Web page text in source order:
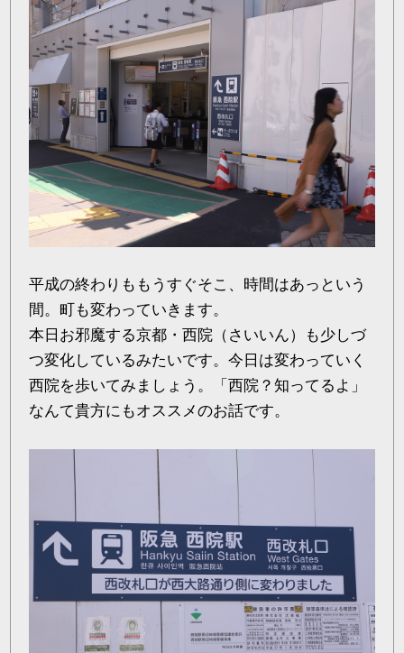
平成の終わりももうすぐそこ、時間はあっという
間。町も変わっていきます。
本日お邪魔する京都・西院（さいいん）も少しづ
つ変化しているみたいです。今日は変わっていく
西院を歩いてみましょう。「西院？知ってるよ」
なんて貴方にもオススメのお話です。